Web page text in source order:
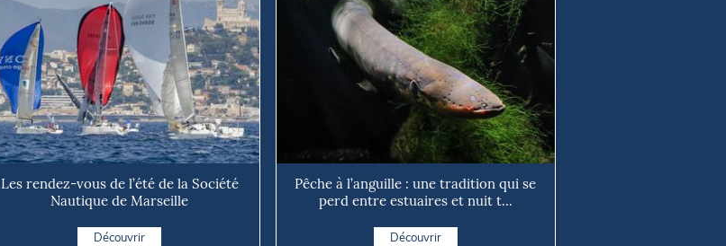
Les rendez-vous de l’été de la Société
Nautique de Marseille
Découvrir
Pêche à l’anguille : une tradition qui se
perd entre estuaires et nuit t...
Découvrir